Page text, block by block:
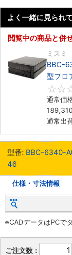
よく一緒に見られ
閲覧中の商品と併
ミスミ
BBC-
型フロ
通常価
189,310
通常出
型番: BBC-6340-
46
仕様・寸法情報
※CADデータはPCで
ご注文数：